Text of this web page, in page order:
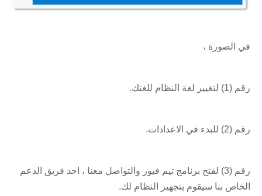
في الصورة ،
رقم (1) لتغيير لغة النظام للغتك.
رقم (2) للبدء في الاعدادات.
رقم (3) لفتح برنامج تيم فيور والتواصل معنا ، احد فريق الدعم
الخاص بنا سيقوم بتجهيز النظام لك.